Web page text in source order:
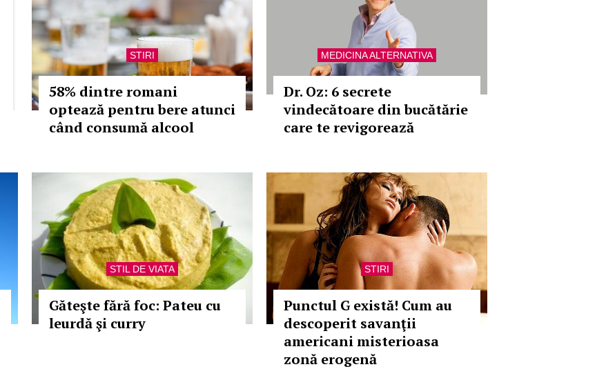
STIRI
58% dintre romani
optează pentru bere atunci
când consumă alcool
MEDICINA ALTERNATIVA
Dr. Oz: 6 secrete
vindecătoare din bucătărie
care te revigorează
STIL DE VIATA
Găteşte fără foc: Pateu cu
leurdă şi curry
STIRI
Punctul G există! Cum au
descoperit savanţii
americani misterioasa
zonă erogenă